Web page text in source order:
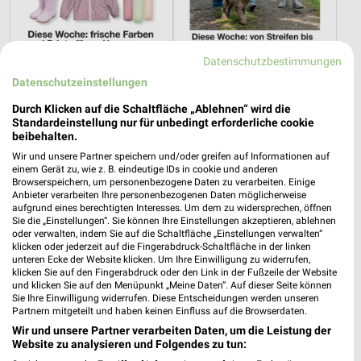
0,7 km
Noch heute gültig Noch heute gültig
Datenschutzbestimmungen
Datenschutzeinstellungen
Durch Klicken auf die Schaltfläche „Ablehnen“ wird die
Standardeinstellung nur für unbedingt erforderliche cookie
beibehalten.
Wir und unsere Partner speichern und/oder greifen auf Informationen auf
einem Gerät zu, wie z. B. eindeutige IDs in cookie und anderen
Browserspeichern, um personenbezogene Daten zu verarbeiten. Einige
Anbieter verarbeiten Ihre personenbezogenen Daten möglicherweise
aufgrund eines berechtigten Interesses. Um dem zu widersprechen, öffnen
Sie die „Einstellungen“. Sie können Ihre Einstellungen akzeptieren, ablehnen
oder verwalten, indem Sie auf die Schaltfläche „Einstellungen verwalten“
klicken oder jederzeit auf die Fingerabdruck-Schaltfläche in der linken
unteren Ecke der Website klicken. Um Ihre Einwilligung zu widerrufen,
klicken Sie auf den Fingerabdruck oder den Link in der Fußzeile der Website
und klicken Sie auf den Menüpunkt „Meine Daten“. Auf dieser Seite können
Sie Ihre Einwilligung widerrufen. Diese Entscheidungen werden unseren
Partnern mitgeteilt und haben keinen Einfluss auf die Browserdaten.
Wir und unsere Partner verarbeiten Daten, um die Leistung der
Website zu analysieren und Folgendes zu tun: